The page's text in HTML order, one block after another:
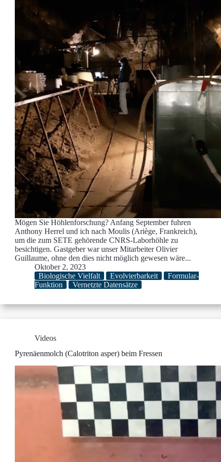
Mögen Sie Höhlenforschung? Anfang September fuhren
Anthony Herrel und ich nach Moulis (Ariège, Frankreich),
um die zum SETE gehörende CNRS-Laborhöhle zu
besichtigen. Gastgeber war unser Mitarbeiter Olivier
Guillaume, ohne den dies nicht möglich gewesen wäre...
Oktober 2, 2023
Biologische Vielfalt
Evolvierbarkeit
Formular-
Funktion
Vernetzte Datensätze
Videos
Pyrenäenmolch (Calotriton asper) beim Fressen